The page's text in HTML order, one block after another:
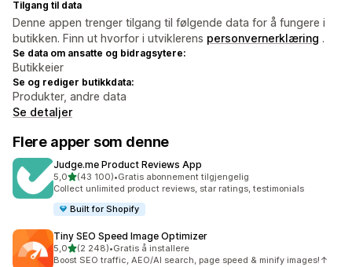
Tilgang til data
Denne appen trenger tilgang til følgende data for å fungere i
butikken. Finn ut hvorfor i utviklerens personvernerklæring .
Se data om ansatte og bidragsytere:
Butikkeier
Se og rediger butikkdata:
Produkter, andre data
Se detaljer
Flere apper som denne
Judge.me Product Reviews App
5,0av 5 stjerner
(43 100)
Totalt 43100 omtaler
•Gratis abonnement tilgjengelig
Collect unlimited product reviews, star ratings, testimonials
Built for Shopify
Tiny SEO Speed Image Optimizer
5,0av 5 stjerner
(2 248)
Totalt 2248 omtaler
•Gratis å installere
Boost SEO traffic, AEO/AI search, page speed & minify images!↑